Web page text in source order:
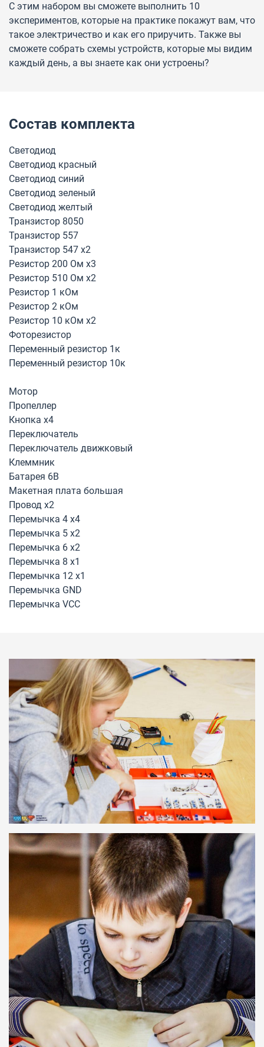
С этим набором вы сможете выполнить 10
экспериментов, которые на практике покажут вам, что
такое электричество и как его приручить. Также вы
сможете собрать схемы устройств, которые мы видим
каждый день, а вы знаете как они устроены?
Состав комплекта
Светодиод
Светодиод красный
Светодиод синий
Светодиод зеленый
Светодиод желтый
Транзистор 8050
Транзистор 557
Транзистор 547 х2
Резистор 200 Ом х3
Резистор 510 Ом х2
Резистор 1 кОм
Резистор 2 кОм
Резистор 10 кОм х2
Фоторезистор
Переменный резистор 1к
Переменный резистор 10к
Мотор
Пропеллер
Кнопка х4
Переключатель
Переключатель движковый
Клеммник
Батарея 6В
Макетная плата большая
Провод х2
Перемычка 4 х4
Перемычка 5 х2
Перемычка 6 х2
Перемычка 8 х1
Перемычка 12 х1
Перемычка GND
Перемычка VCC